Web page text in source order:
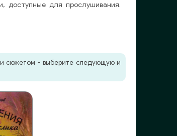
доступные для прослушивания.
и сюжетом - выберите следующую и